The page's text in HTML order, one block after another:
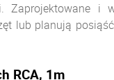
lub planują
RCA, 1m